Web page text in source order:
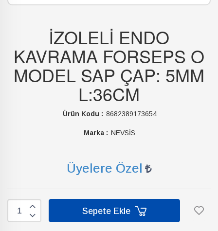
İZOLELİ ENDO
KAVRAMA FORSEPS O
MODEL SAP ÇAP: 5MM
L:36CM
Ürün Kodu : 8682389173654
Marka : NEVSİS
Üyelere Özel
Sepete Ekle